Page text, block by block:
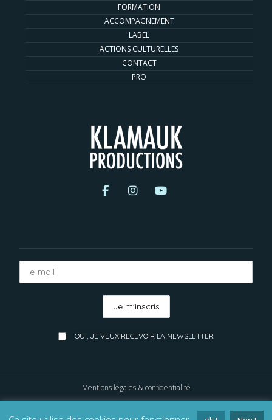
FORMATION
ACCOMPAGNEMENT
LABEL
ACTIONS CULTURELLES
CONTACT
PRO
OUI, JE VEUX RECEVOIR LA NEWSLETTER
Mentions légales & confidentialité